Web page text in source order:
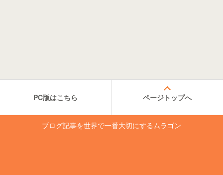
PC版はこちら ページトップへ
ブログ記事を世界で一番大切にするムラゴン